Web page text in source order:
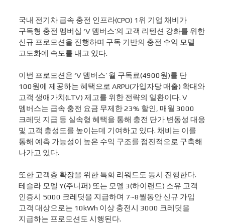
국내 전기차 급속 충전 인프라(CPO) 1 위 기업 채비가
구독형 충전 멤버십 ‘V 멤버스’의 고객 리텐션 강화를 위한
신규 프로모션을 진행하며 구독 기반의 충전 수익 모델
고도화에 속도를 내고 있다.
이번 프로모션은 ‘V 멤버스’ 월 구독료(4900원)를 단
100원에 제공하는 혜택으로 ARPU(가입자당 매출) 확대와
고객 생애가치(LTV)제고를 위한 전략의 일환이다. V
멤버스는 급속 충전 요금 무제한23% 할인 매월 3000
크레딧 지급 등 실속형 혜택을 통해 충전 단가 변동성 대응
및 고객 충성도를 높이는데 기여하고 있다. 채비는 이를
통해 예측 가능성이 높은 수익 구조를 점진적으로 구축해
나가고 있다.
또한 고객층 확장을 위한 특화 리워드도 동시 진행한다.
테슬라 모델 Y(주니퍼) 또는 모델 3(하이랜드) 소유 고객
인증시 5000 크레딧을 지급하며 7~8월동안 신규 가입
고객 대상으로는 10kWh 이상 충전시 3000 크레딧을
지급하는 프로모션도 시행된다.